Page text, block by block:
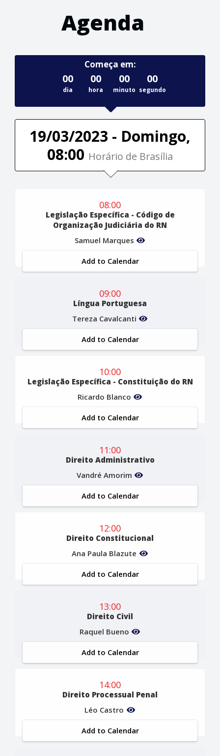
Agenda
Começa em:
00
dia
00
hora
00
minuto
00
segundo
19/03/2023 - Domingo,
08:00 Horário de Brasília
08:00
Legislação Específica - Código de
Organização Judiciária do RN
Samuel Marques
Add to Calendar
09:00
Língua Portuguesa
Tereza Cavalcanti
Add to Calendar
10:00
Legislação Específica - Constituição do RN
Ricardo Blanco
Add to Calendar
11:00
Direito Administrativo
Vandré Amorim
Add to Calendar
12:00
Direito Constitucional
Ana Paula Blazute
Add to Calendar
13:00
Direito Civil
Raquel Bueno
Add to Calendar
14:00
Direito Processual Penal
Léo Castro
Add to Calendar